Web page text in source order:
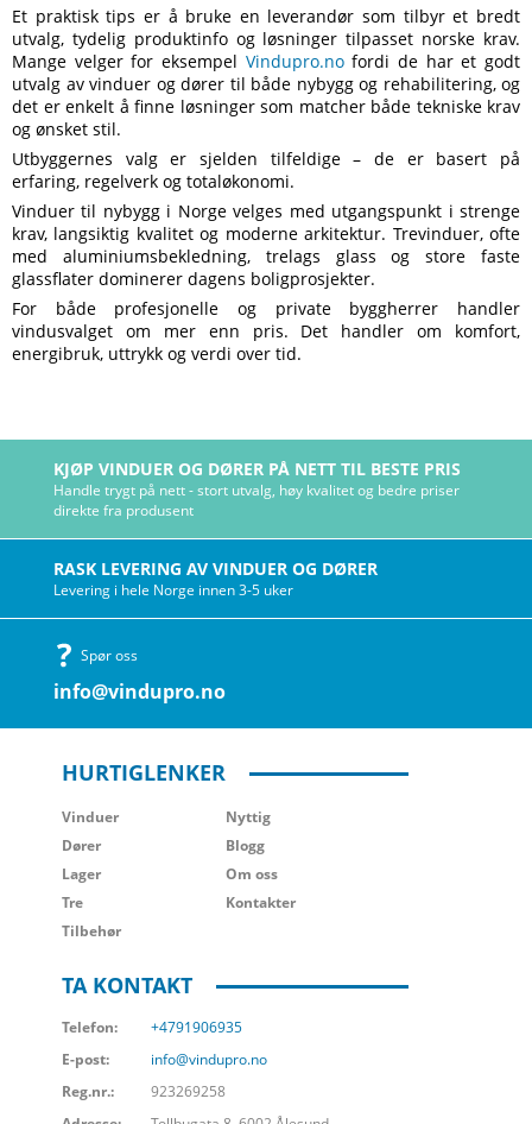
Et praktisk tips er å bruke en leverandør som tilbyr et bredt
utvalg, tydelig produktinfo og løsninger tilpasset norske krav.
Mange velger for eksempel Vindupro.nofordi de har et godt
utvalg av vinduer og dører til både nybygg og rehabilitering, og
det er enkelt å finne løsninger som matcher både tekniske krav
og ønsket stil.
Utbyggernes valg er sjelden tilfeldige – de er basert på
erfaring, regelverk og totaløkonomi.
Vinduer til nybygg i Norge velges med utgangspunkt i strenge
krav, langsiktig kvalitet og moderne arkitektur. Trevinduer, ofte
med aluminiumsbekledning, trelags glass og store faste
glassflater dominerer dagens boligprosjekter.
For både profesjonelle og private byggherrer handler
vindusvalget om mer enn pris. Det handler om komfort,
energibruk, uttrykk og verdi over tid.
KJØP VINDUER OG DØRER PÅ NETT TIL BESTE PRIS
Handle trygt på nett - stort utvalg, høy kvalitet og bedre priser
direkte fra produsent
RASK LEVERING AV VINDUER OG DØRER
Levering i hele Norge innen 3-5 uker
Spør oss
info@vindupro.no
HURTIGLENKER
Vinduer
Dører
Lager
Tre
Tilbehør
Nyttig
Blogg
Om oss
Kontakter
TA KONTAKT
Telefon:
+4791906935
E-post:
info@vindupro.no
Reg.nr.:
923269258